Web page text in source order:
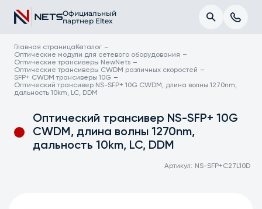
Официальный
партнер Eltex
Главная страница Каталог
Оптические модули для сетевого оборудования
Оптические трансиверы NewNets
Оптические трансиверы CWDM различных скоростей
SFP+ CWDM трансиверы 10G
Оптический трансивер NS-SFP+ 10G CWDM, длина волны 1270nm,
дальность 10km, LC, DDM
Оптический трансивер NS-SFP+ 10G
CWDM, длина волны 1270nm,
дальность 10km, LC, DDM
Артикул: NS-SFP+C27L10D